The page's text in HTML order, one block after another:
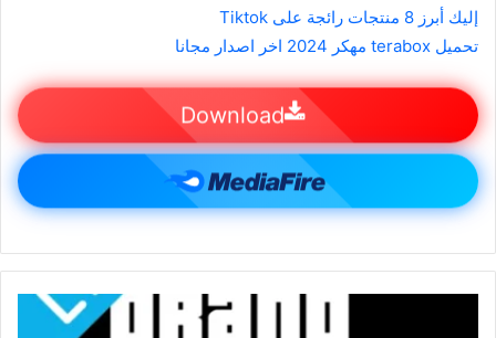
إليك أبرز 8 منتجات رائجة على Tiktok
تحميل terabox مهكر 2024 اخر اصدار مجانا
Download